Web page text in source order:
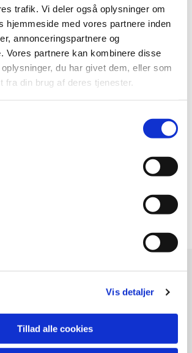
trafik. Vi deler også oplysninger om
hjemmeside med vores partnere inden
annonceringspartnere og
Vores partnere kan kombinere disse
du har givet dem, eller som
fra din brug af deres tjenester.
Vis detaljer
Tillad alle cookies
: